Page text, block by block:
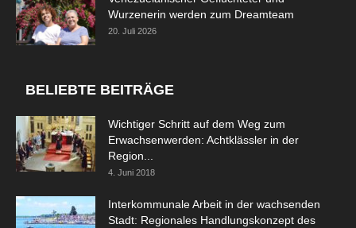
Wurzenerin werden zum Dreamteam
20. Juli 2026
BELIEBTE BEITRÄGE
Wichtiger Schritt auf dem Weg zum
Erwachsenwerden: Achtklässler in der
Region...
4. Juni 2018
Interkommunale Arbeit in der wachsenden
Stadt: Regionales Handlungskonzept des